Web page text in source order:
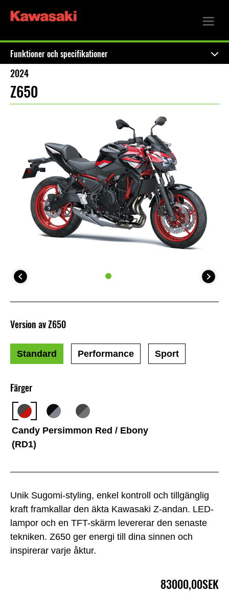
Funktioner och specifikationer
2024
Z650
Unik Sugomi-styling, enkel kontroll och tillgänglig
kraft framkallar den äkta Kawasaki Z-andan. LED-
lampor och en TFT-skärm levererar den senaste
tekniken. Z650 ger energi till dina sinnen och
inspirerar varje åktur.
83000,00SEK
Färger
Candy Persimmon Red / Ebony
(RD1)
Version av Z650
Standard Performance Sport